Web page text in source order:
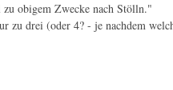
obigem Zwecke nach Stölln."
zu drei (oder 4? - je nachdem